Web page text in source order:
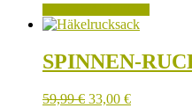
SPINNEN-
59,99€ 33,00 €